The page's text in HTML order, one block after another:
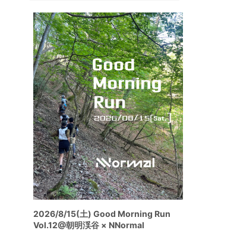
2026/8/15(土) Good Morning Run
Vol.12@朝明渓谷 × NNormal